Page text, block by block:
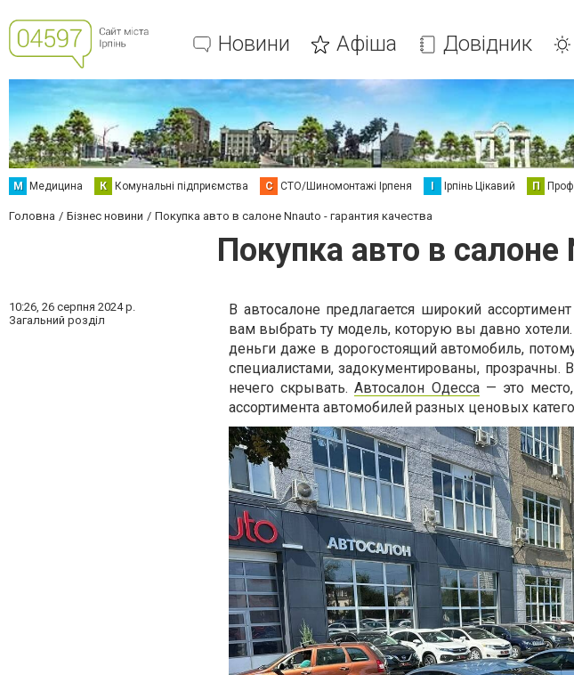
Новини Афіша Довідник
М Медицина К Комунальні підприємства С СТО/Шиномонтажі Ірпеня І Ірпінь Цікавий П
Головна Бізнес новини Покупка авто в салоне Nnauto - гарантия качества
Покупка авто в салоне
10:26, 26 серпня 2024 р.
Загальний розділ
В автосалоне предлагается широкий
вам выбрать ту модель, которую вы давно
деньги даже в дорогостоящий автомобиль,
специалистами, задокументированы, прозрачны.
нечего скрывать.Автосалон Одесса— это
ассортимента автомобилей разных ценовых